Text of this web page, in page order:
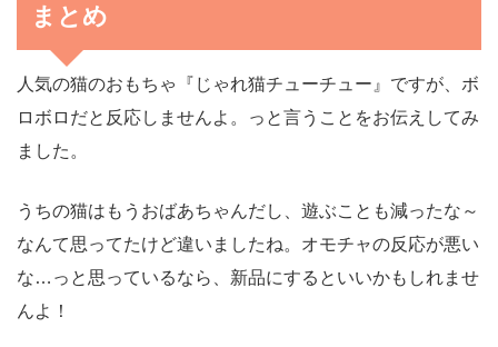
まとめ
人気の猫のおもちゃ『じゃれ猫チューチュー』ですが、ボ
ロボロだと反応しませんよ。っと言うことをお伝えしてみ
ました。
うちの猫はもうおばあちゃんだし、遊ぶことも減ったな～
なんて思ってたけど違いましたね。オモチャの反応が悪い
な…っと思っているなら、新品にするといいかもしれませ
んよ！